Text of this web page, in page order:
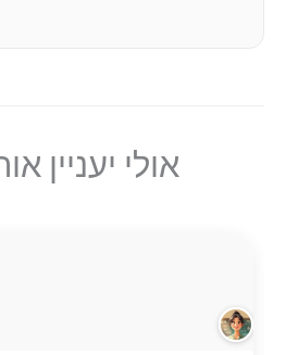
אולי יעניין